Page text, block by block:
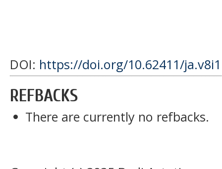
DOI: https://doi.org/10.62411/
REFBACKS
There are currently no refbacks.